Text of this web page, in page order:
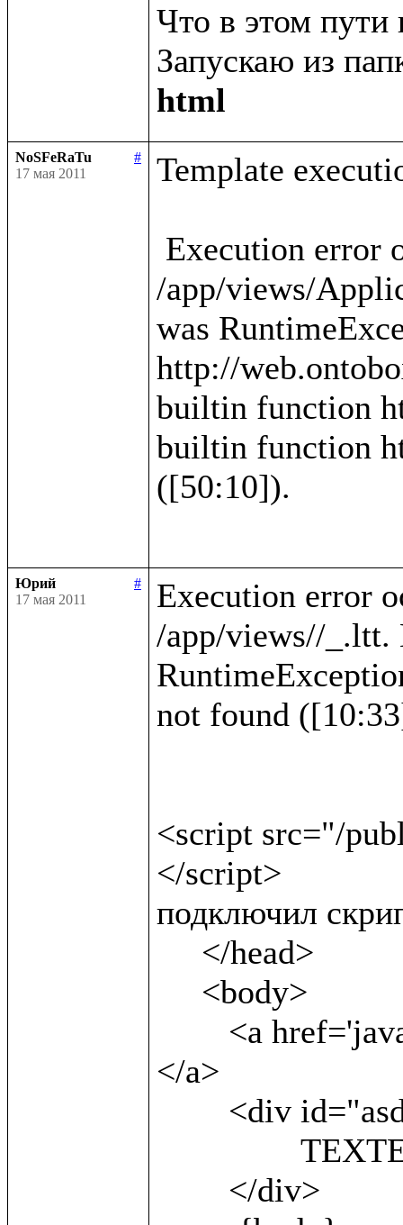
Что в этом пути
Запускаю из
html
NoSFeRaTu
#
17 мая 2011
Template
/app/views/
was
http://
builtin function
builtin function
([50:10]).
Юрий
#
17 мая 2011
Execution error
/app/views//_.ltt.
not found
<script src="/
</script>
подключил
</a>